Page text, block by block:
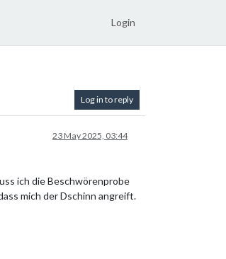
Login
Log in to reply
23 May 2025, 03:44
ich die Beschwörenprobe
mich der Dschinn angreift.